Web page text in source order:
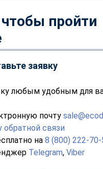
пройти
заявку
любым удобным для
почту
связи
на 8 (800) 222-70-
Telegram, Viber